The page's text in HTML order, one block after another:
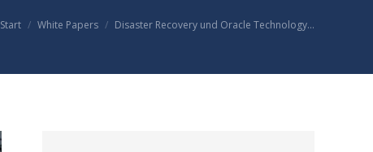
Sie befinden sich hier:
Start White Papers Disaster Recovery und Oracle Technology…